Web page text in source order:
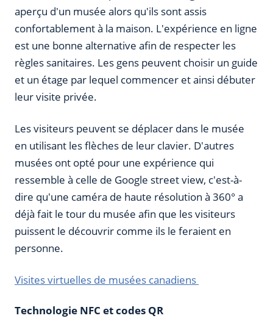
aperçu d'un musée alors qu'ils sont assis
confortablement à la maison. L'expérience en ligne
est une bonne alternative afin de respecter les
règles sanitaires. Les gens peuvent choisir un guide
et un étage par lequel commencer et ainsi débuter
leur visite privée.
Les visiteurs peuvent se déplacer dans le musée
en utilisant les flèches de leur clavier. D'autres
musées ont opté pour une expérience qui
ressemble à celle de Google street view, c'est-à-
dire qu'une caméra de haute résolution à 360° a
déjà fait le tour du musée afin que les visiteurs
puissent le découvrir comme ils le feraient en
personne.
Visites virtuelles de musées canadiens
Technologie NFC et codes QR